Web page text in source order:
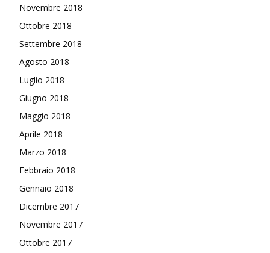
Novembre 2018
Ottobre 2018
Settembre 2018
Agosto 2018
Luglio 2018
Giugno 2018
Maggio 2018
Aprile 2018
Marzo 2018
Febbraio 2018
Gennaio 2018
Dicembre 2017
Novembre 2017
Ottobre 2017